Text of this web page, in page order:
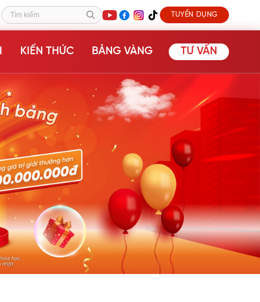
Tìm kiếm TUYỂN DỤNG
KIẾN THỨC BẢNG VÀNG TƯ VẤN